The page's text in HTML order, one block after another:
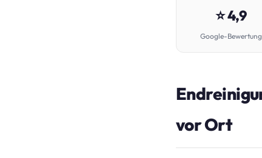
⭐ 4,9
Google-Bewertung
vor Ort